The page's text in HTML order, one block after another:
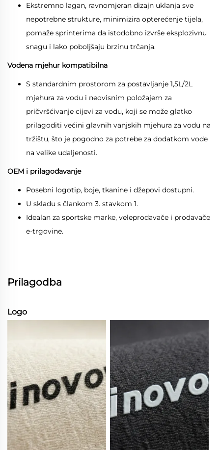
Ekstremno lagan, ravnomjeran dizajn uklanja sve
nepotrebne strukture, minimizira opterećenje tijela,
pomaže sprinterima da istodobno izvrše eksplozivnu
snagu i lako poboljšaju brzinu trčanja.
Vodena mjehur kompatibilna
S standardnim prostorom za postavljanje 1,5L/2L
mjehura za vodu i neovisnim položajem za
pričvršćivanje cijevi za vodu, koji se može glatko
prilagoditi većini glavnih vanjskih mjehura za vodu na
tržištu, što je pogodno za potrebe za dodatkom vode
na velike udaljenosti.
OEM i prilagođavanje
Posebni logotip, boje, tkanine i džepovi dostupni.
U skladu s člankom 3. stavkom 1.
Idealan za sportske marke, veleprodavače i prodavače
e-trgovine.
Prilagodba
Logo